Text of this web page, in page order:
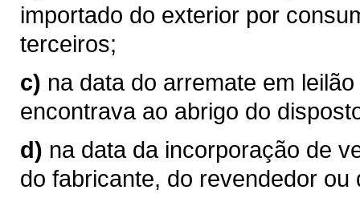
importado do exterior por
terceiros;
c) na data do arremate em
encontrava ao abrigo do
d) na data da incorporação de
do fabricante, do revendedor ou